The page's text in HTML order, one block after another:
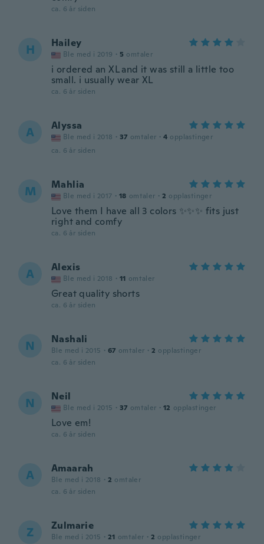
ca. 6 år siden
H Hailey
Ble med i 2019 · 5 omtaler
i ordered an XL and it was still a little too
small. i usually wear XL
ca. 6 år siden
A Alyssa
Ble med i 2018 · 37 omtaler · 4 opplastinger
ca. 6 år siden
M Mahlia
Ble med i 2017 · 18 omtaler · 2 opplastinger
Love them I have all 3 colors ✨✨✨ fits just
right and comfy
ca. 6 år siden
A Alexis
Ble med i 2018 · 11 omtaler
Great quality shorts
ca. 6 år siden
N Nashali
Ble med i 2015 · 67 omtaler · 2 opplastinger
ca. 6 år siden
N Neil
Ble med i 2015 · 37 omtaler · 12 opplastinger
Love em!
ca. 6 år siden
A Amaarah
Ble med i 2018 · 2 omtaler
ca. 6 år siden
Z Zulmarie
Ble med i 2015 · 21 omtaler · 2 opplastinger